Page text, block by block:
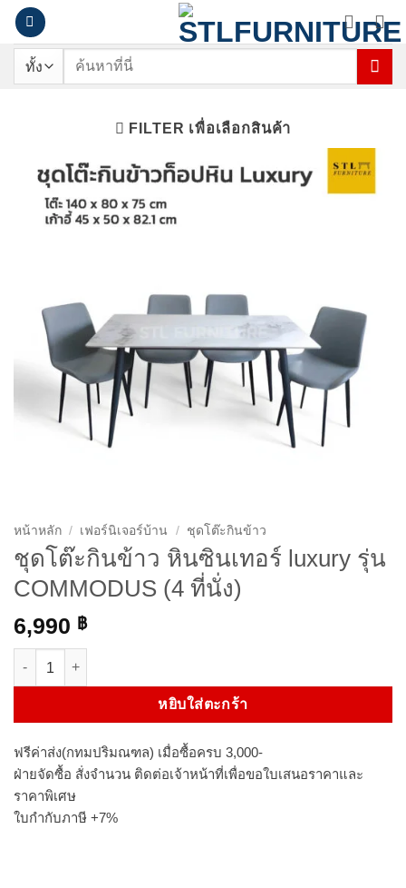
ข้าม
เนื้อหา
ค้นหา:
FILTER เพื่อเลือกสินค้า
หน้าหลัก / เฟอร์นิเจอร์บ้าน / ชุดโต๊ะกินข้าว
ชุดโต๊ะกินข้าว หินซินเทอร์ luxury รุ่น
COMMODUS (4 ที่นั่ง)
6,990 ฿
หยิบใส่ตะกร้า
ฟรีค่าส่ง(กทมปริมณฑล) เมื่อซื้อครบ 3,000-
ฝ่ายจัดซื้อ สั่งจำนวน ติดต่อเจ้าหน้าที่เพื่อขอใบเสนอราคาและ
ราคาพิเศษ
ใบกำกับภาษี +7%